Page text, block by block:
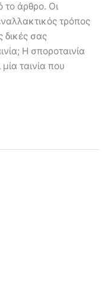
το άρθρο. Οι
τρόπος
δικές σας
Η σποροταινία
ταινία που